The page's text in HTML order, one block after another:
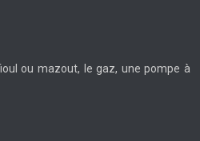
ou mazout, le gaz, une pompe à